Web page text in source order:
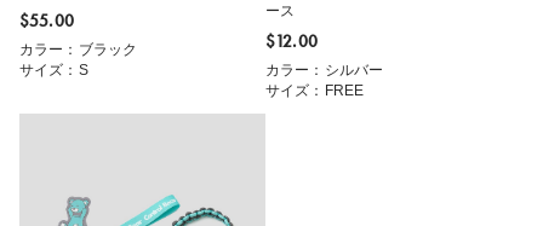
$‌55.00
カラー：ブラック
サイズ：S
ース
$‌12.00
カラー：シルバー
サイズ：FREE